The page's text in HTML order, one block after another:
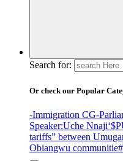
Search for:
Or check our Popular
-Immigration CG-
Speaker:Uche Nnaji
tariffs” between
Obiangwu communitie